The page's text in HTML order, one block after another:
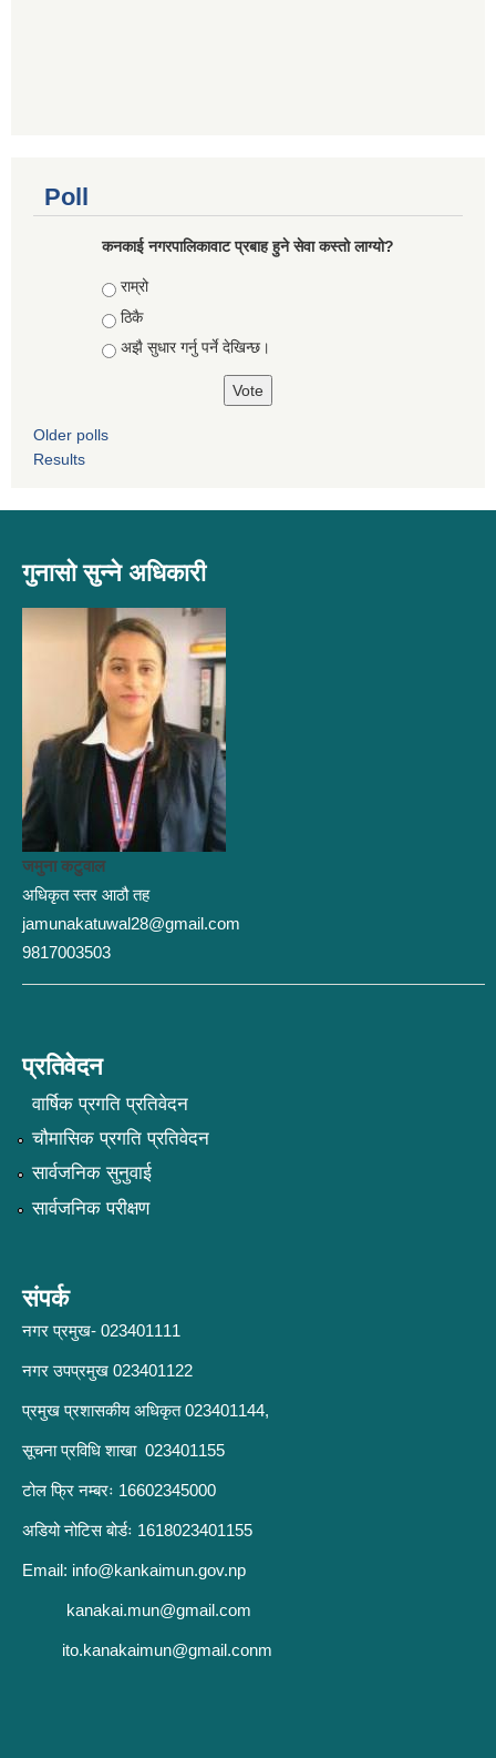
Poll
कनकाई नगरपालिकावाट प्रबाह हुने सेवा कस्तो लाग्यो?
Choices
राम्रो
ठिकै
अझै सुधार गर्नु पर्ने देखिन्छ।
Older polls
Results
गुनासो सुन्ने अधिकारी
जमुना कटुवाल
अधिकृत स्तर आठौ तह
jamunakatuwal28@gmail.com
9817003503
प्रतिवेदन
वार्षिक प्रगति प्रतिवेदन
चौमासिक प्रगति प्रतिवेदन
सार्वजनिक सुनुवाई
सार्वजनिक परीक्षण
संपर्क
नगर प्रमुख- 023401111
नगर उपप्रमुख 023401122
प्रमुख प्रशासकीय अधिकृत 023401144,
सूचना प्रविधि शाखा 023401155
टोल फ्रि नम्बरः 16602345000
अडियो नोटिस बोर्डः 1618023401155
Email: info@kankaimun.gov.np
kanakai.mun@gmail.com
ito.kanakaimun@gmail.conm